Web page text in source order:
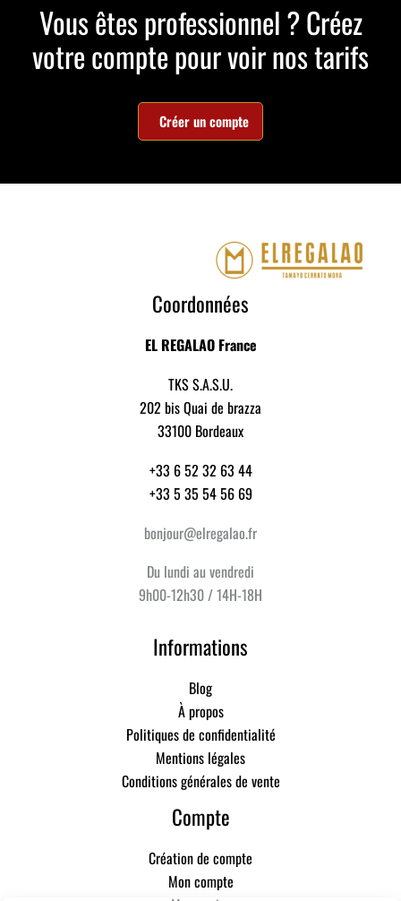
Vous êtes professionnel ? Créez
votre compte pour voir nos tarifs
Créer un compte
Coordonnées
EL REGALAO France
TKS S.A.S.U.
202 bis Quai de brazza
33100 Bordeaux
+33 6 52 32 63 44
+33 5 35 54 56 69
bonjour@elregalao.fr
Du lundi au vendredi
9h00-12h30 / 14H-18H
Informations
Blog
À propos
Politiques de confidentialité
Mentions légales
Conditions générales de vente
Compte
Création de compte
Mon compte